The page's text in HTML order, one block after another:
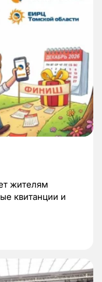
жителям
квитанции и